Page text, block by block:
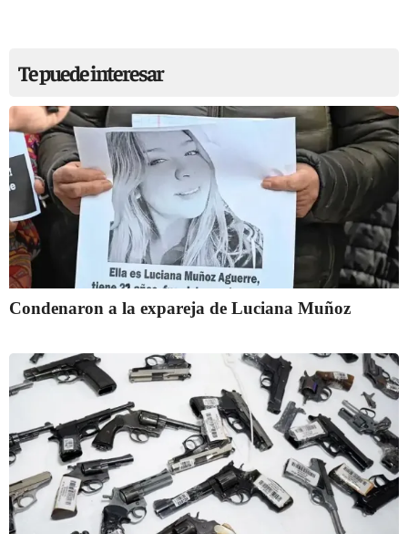
Te puede interesar
Condenaron a la expareja de Luciana Muñoz